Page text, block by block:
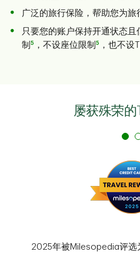
广泛的旅行保险，帮助您为旅
只要您的账户保持开通状态
制 5 ，不设座位限制 5 ，也不设
屡获殊荣的
2025年被Milesopedia评选